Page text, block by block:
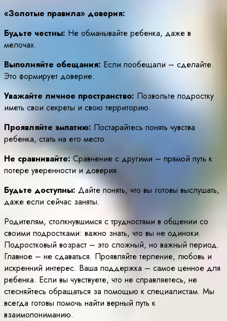
«Золотые правила» доверия:
Будьте честны: Не обманывайте ребенка, даже в
мелочах.
Выполняйте обещания: Если пообещали – сделайте.
Это формирует доверие.
Уважайте личное пространство: Позвольте подростку
иметь свои секреты и свою территорию.
Проявляйте эмпатию: Постарайтесь понять чувства
ребенка, стать на его место.
Не сравнивайте:Сравнение с другими – прямой путь к
потере уверенности и доверия.
Будьте доступны: Дайте понять, что вы готовы выслушать,
даже если сейчас заняты.
Родителям, столкнувшимся с трудностями в общении со
своими подростками: важно знать, что вы не одиноки.
Подростковый возраст – это сложный, но важный период.
Главное – не сдаваться. Проявляйте терпение, любовь и
искренний интерес. Ваша поддержка – самое ценное для
ребенка. Если вы чувствуете, что не справляетесь, не
стесняйтесь обращаться за помощью к специалистам. Мы
всегда готовы помочь найти верный путь к
взаимопониманию.